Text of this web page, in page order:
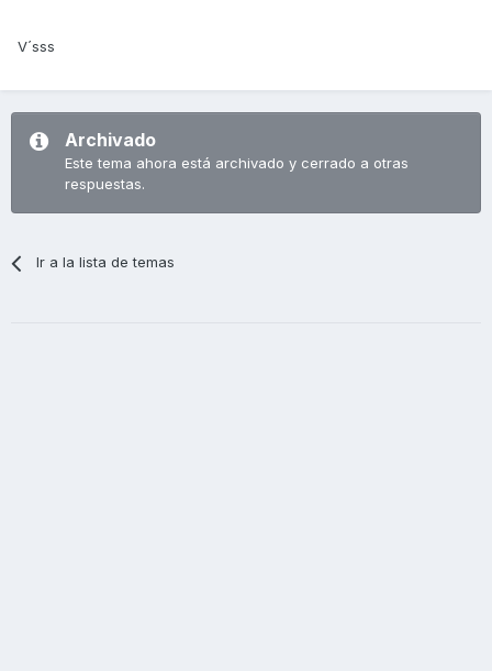
V´sss
Archivado
Este tema ahora está archivado y cerrado a otras
respuestas.
Ir a la lista de temas